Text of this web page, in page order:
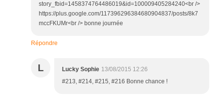
story_fbid=1458374764486019&id=100009405284240<br />
https://plus.google.com/117396296384680904837/posts/8k7
mccFKUMr<br /> bonne journée
Répondre
L Lucky Sophie 13/08/2015 12:26
#213, #214, #215, #216 Bonne chance !